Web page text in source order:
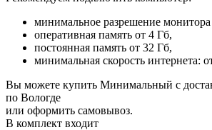
минимальное разрешение
оперативная память от 4 Гб,
постоянная память от 32 Гб,
минимальная скорость интернета:
Вы можете купить Минимальный с
по Вологде
или оформить самовывоз.
В комплект входит